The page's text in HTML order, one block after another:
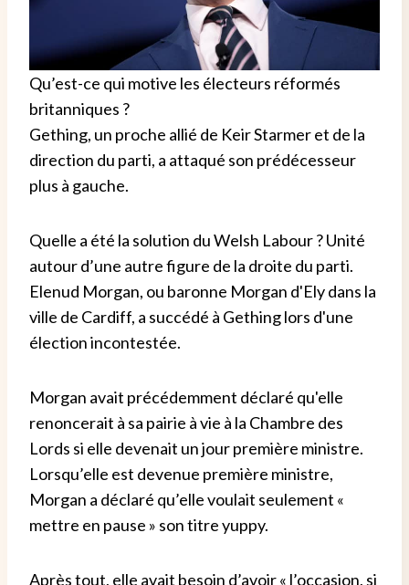
Qu’est-ce qui motive les électeurs réformés
britanniques ?
Gething, un proche allié de Keir Starmer et de la
direction du parti, a attaqué son prédécesseur
plus à gauche.
Quelle a été la solution du Welsh Labour ? Unité
autour d’une autre figure de la droite du parti.
Elenud Morgan, ou baronne Morgan d'Ely dans la
ville de Cardiff, a succédé à Gething lors d'une
élection incontestée.
Morgan avait précédemment déclaré qu'elle
renoncerait à sa pairie à vie à la Chambre des
Lords si elle devenait un jour première ministre.
Lorsqu’elle est devenue première ministre,
Morgan a déclaré qu’elle voulait seulement «
mettre en pause » son titre yuppy.
Après tout, elle avait besoin d’avoir « l’occasion, si